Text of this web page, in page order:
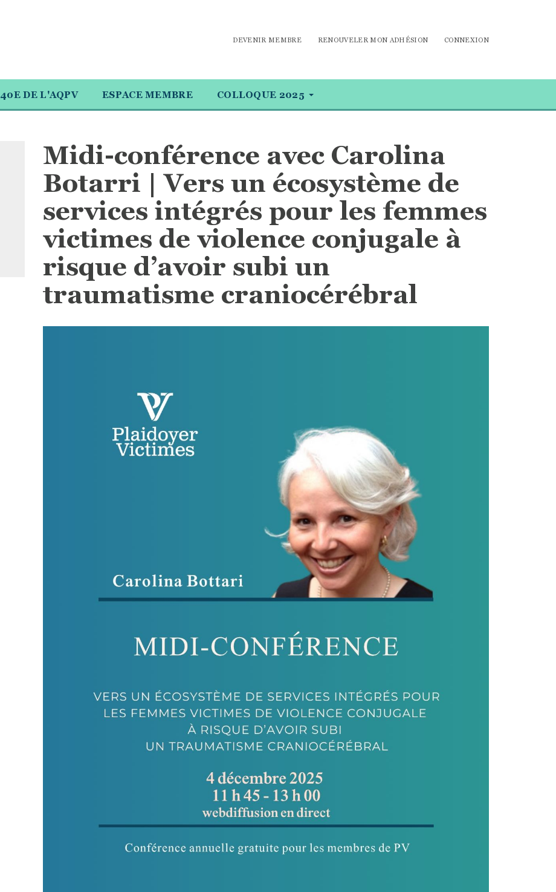
DEVENIR MEMBRE RENOUVELER MON ADHÉSION CONNEXION
40E DE L'AQPV ESPACE MEMBRE COLLOQUE 2025
Midi-conférence avec Carolina
Botarri | Vers un écosystème de
services intégrés pour les femmes
victimes de violence conjugale à
risque d’avoir subi un
traumatisme craniocérébral